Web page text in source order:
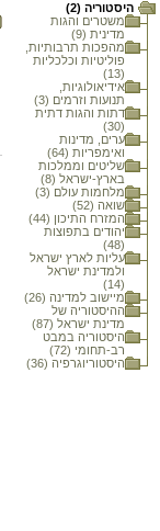
היסטוריה (2)
משטרים והגות
מדינית (9)
מהפכות תרבותיות,
פוליטיות וכלכליות
(13)
אידיאולוגיות,
תנועות וזרמים (3)
דתות והגות דתית
(30)
ערים, מדינות
ואימפריות (64)
שליטים וממלכות
בארץ-ישראל (8)
מלחמות עולם (3)
שואה (52)
המזרח התיכון (44)
יהודים בתפוצות
(48)
עליות לארץ ישראל
ולמדינת ישראל
(14)
מיישוב למדינה (26)
ההיסטוריה של
מדינת ישראל (87)
היסטוריה במבט
רב-תחומי (72)
היסטוריוגרפיה (36)